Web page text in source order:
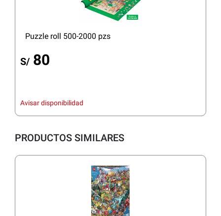
Puzzle roll 500-2000 pzs
S/ 80
Avisar disponibilidad
PRODUCTOS SIMILARES